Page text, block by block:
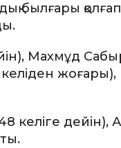
былғары
Махмұд
келіге дейін),